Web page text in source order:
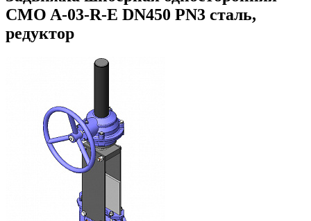
CMO A-03-R-E DN450 PN3 сталь,
редуктор